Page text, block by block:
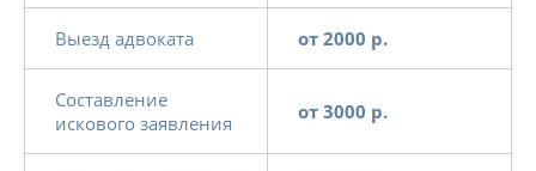
Выезд адвоката от 2000 р.
Составление
искового заявления
от 3000 р.